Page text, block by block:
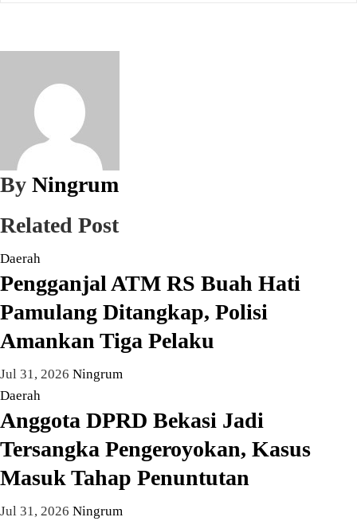
By Ningrum
Related Post
Daerah
Pengganjal ATM RS Buah Hati
Pamulang Ditangkap, Polisi
Amankan Tiga Pelaku
Jul 31, 2026 Ningrum
Daerah
Anggota DPRD Bekasi Jadi
Tersangka Pengeroyokan, Kasus
Masuk Tahap Penuntutan
Jul 31, 2026 Ningrum